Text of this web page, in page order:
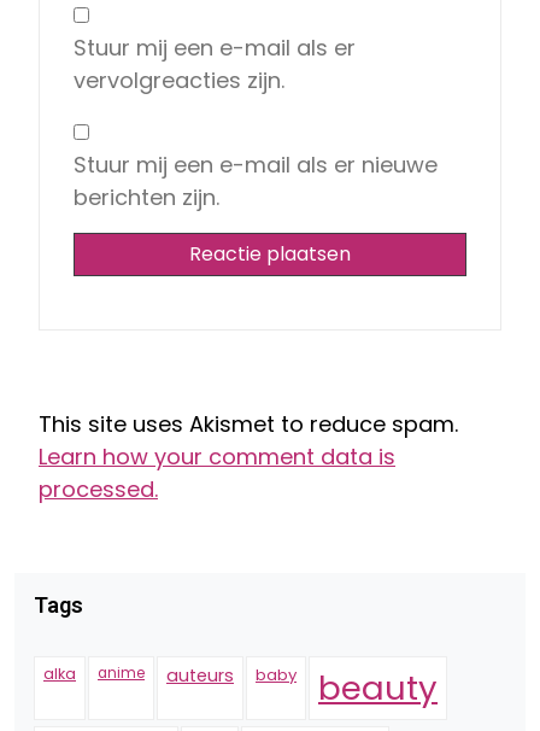
Stuur mij een e-mail als er
vervolgreacties zijn.
Stuur mij een e-mail als er nieuwe
berichten zijn.
This site uses Akismet to reduce spam.
Learn how your comment data is
processed.
Tags
alka anime auteurs baby beauty